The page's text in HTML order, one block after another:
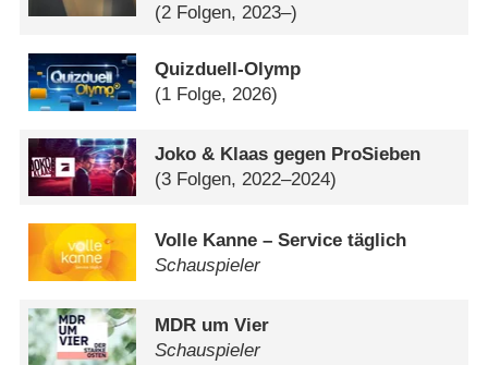
(2 Folgen, 2023–)
Quizduell-Olymp
(1 Folge, 2026)
Joko & Klaas gegen ProSieben
(3 Folgen, 2022–2024)
Volle Kanne – Service täglich
Schauspieler
MDR um Vier
Schauspieler